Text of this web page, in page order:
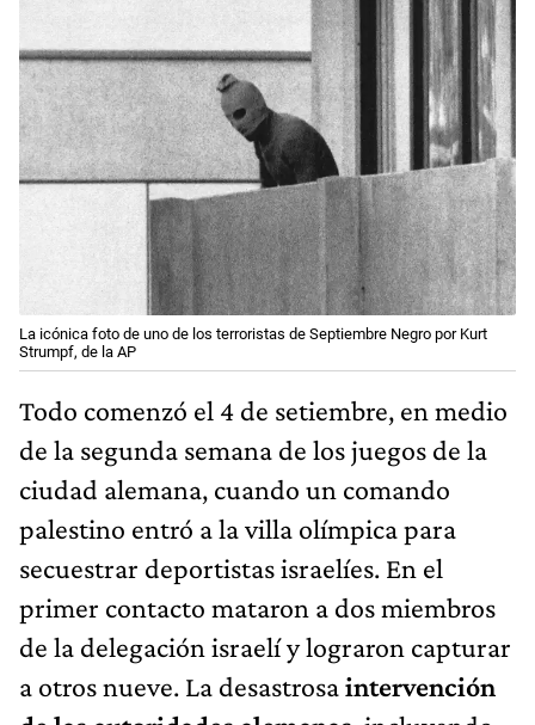
La icónica foto de uno de los terroristas de Septiembre Negro por Kurt
Strumpf, de la AP
Todo comenzó el 4 de setiembre, en medio
de la segunda semana de los juegos de la
ciudad alemana, cuando un comando
palestino entró a la villa olímpica para
secuestrar deportistas israelíes. En el
primer contacto mataron a dos miembros
de la delegación israelí y lograron capturar
a otros nueve. La desastrosaintervención